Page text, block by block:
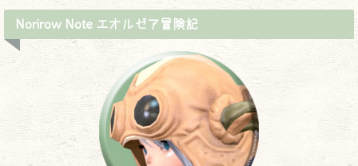
Norirow Note エオルゼア冒険記